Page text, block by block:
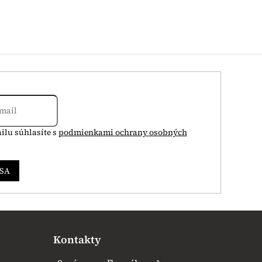
súhlasíte spodmienkami ochrany osobných
Kontakty